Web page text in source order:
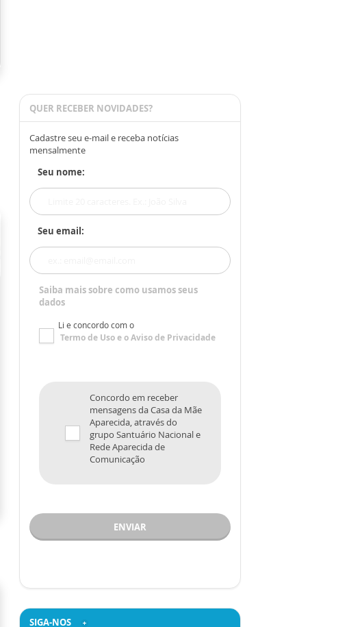
QUER RECEBER NOVIDADES?
Cadastre seu e-mail e receba notícias
mensalmente
Seu nome:
Seu email:
Saiba mais sobre como usamos seus
dados
Li e concordo com o
Termo de Usoe oAviso de Privacidade
Concordo em receber
mensagens da Casa da Mãe
Aparecida, através do
grupo Santuário Nacional e
Rede Aparecida de
Comunicação
ENVIAR
SIGA-NOS